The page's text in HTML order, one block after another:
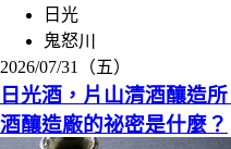
日光
鬼怒川
2026/07/31（五）
日光酒，片山清酒釀造
酒釀造廠的祕密是什麼？